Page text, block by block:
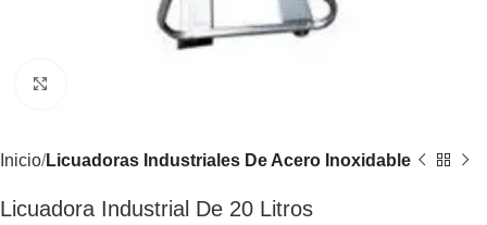
Inicio Licuadoras Industriales De Acero Inoxidable
Licuadora Industrial De 20 Litros